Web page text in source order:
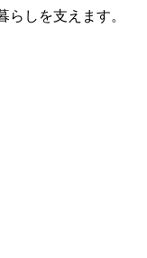
しを支えます。